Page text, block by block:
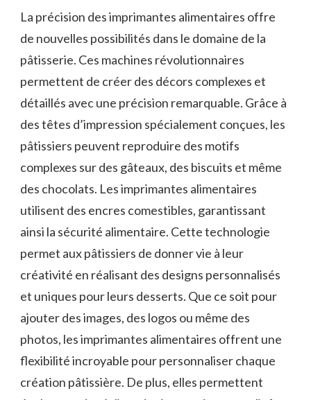
La précision des imprimantes alimentaires offre
de nouvelles possibilités dans le domaine de la
pâtisserie. Ces machines révolutionnaires
permettent de créer des décors complexes et
détaillés avec une précision remarquable. Grâce à
des têtes d’impression spécialement conçues, les
pâtissiers peuvent reproduire des motifs
complexes sur des gâteaux, des biscuits et même
des chocolats. Les imprimantes alimentaires
utilisent des encres comestibles, garantissant
ainsi la sécurité alimentaire. Cette technologie
permet aux pâtissiers de donner vie à leur
créativité en réalisant des designs personnalisés
et uniques pour leurs desserts. Que ce soit pour
ajouter des images, des logos ou même des
photos, les imprimantes alimentaires offrent une
flexibilité incroyable pour personnaliser chaque
création pâtissière. De plus, elles permettent